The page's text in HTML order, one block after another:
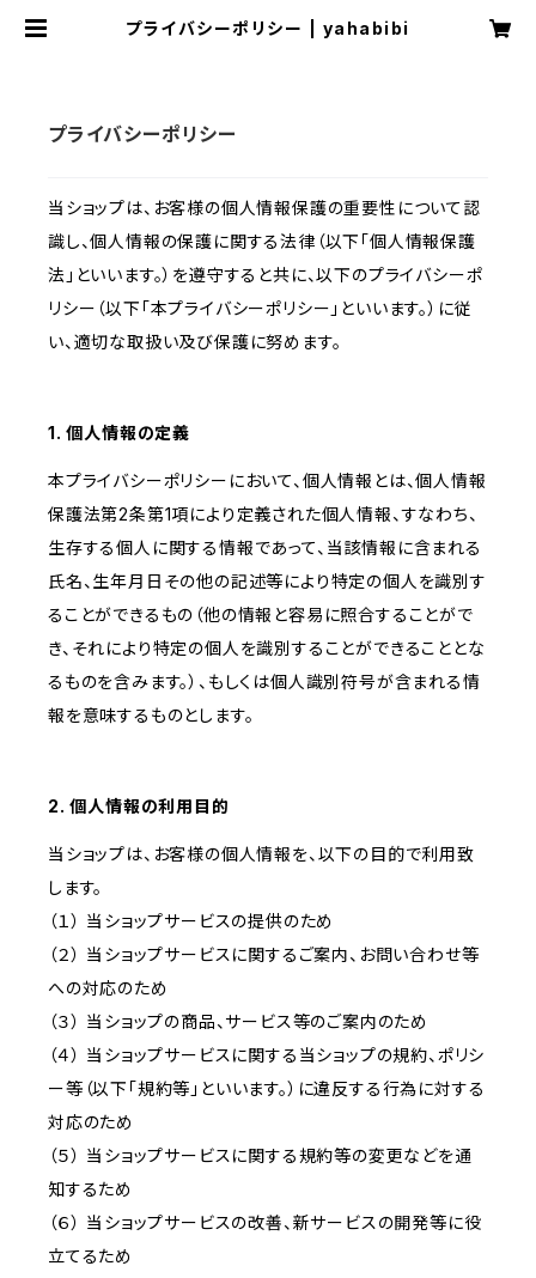
プライバシーポリシー | yahabibi
プライバシーポリシー
当ショップは、お客様の個人情報保護の重要性について認
識し、個人情報の保護に関する法律（以下「個人情報保護
法」といいます。）を遵守すると共に、以下のプライバシーポ
リシー（以下「本プライバシーポリシー」といいます。）に従
い、適切な取扱い及び保護に努めます。
1. 個人情報の定義
本プライバシーポリシーにおいて、個人情報とは、個人情報
保護法第2条第1項により定義された個人情報、すなわち、
生存する個人に関する情報であって、当該情報に含まれる
氏名、生年月日その他の記述等により特定の個人を識別す
ることができるもの（他の情報と容易に照合することがで
き、それにより特定の個人を識別することができることとな
るものを含みます。）、もしくは個人識別符号が含まれる情
報を意味するものとします。
2. 個人情報の利用目的
当ショップは、お客様の個人情報を、以下の目的で利用致
します。
（１） 当ショップサービスの提供のため
（２） 当ショップサービスに関するご案内、お問い合わせ等
への対応のため
（３） 当ショップの商品、サービス等のご案内のため
（４） 当ショップサービスに関する当ショップの規約、ポリシ
ー等（以下「規約等」といいます。）に違反する行為に対する
対応のため
（５） 当ショップサービスに関する規約等の変更などを通
知するため
（６） 当ショップサービスの改善、新サービスの開発等に役
立てるため